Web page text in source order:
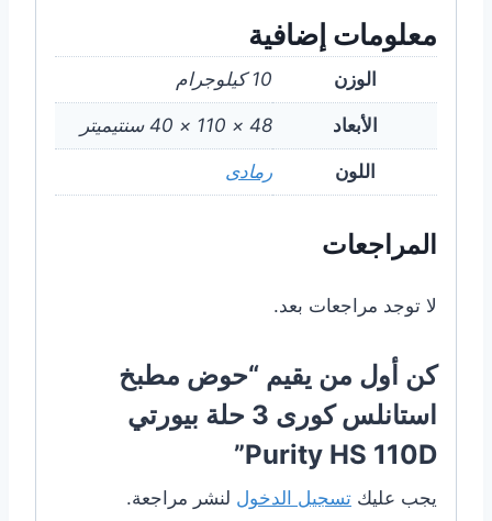
معلومات إضافية
الوزن 10 كيلوجرام
الأبعاد 48 × 110 × 40 سنتيميتر
اللون رمادى
المراجعات
لا توجد مراجعات بعد.
كن أول من يقيم “حوض مطبخ
استانلس كورى 3 حلة بيورتي
Purity HS 110D”
يجب عليك تسجيل الدخول لنشر مراجعة.